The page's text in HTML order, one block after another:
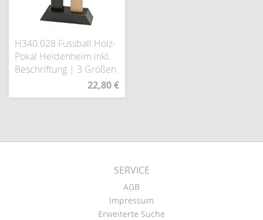
H340.028 Fussball Holz-
Pokal Heidenheim inkl.
Beschriftung | 3 Größen
22,80 €
SERVICE
AGB
Impressum
Erweiterte Suche